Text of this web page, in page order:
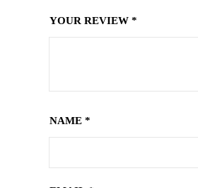
YOUR REVIEW *
NAME *